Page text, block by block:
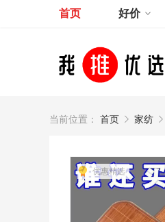
首页 好价
当前位置： 首页 家纺
优惠精选